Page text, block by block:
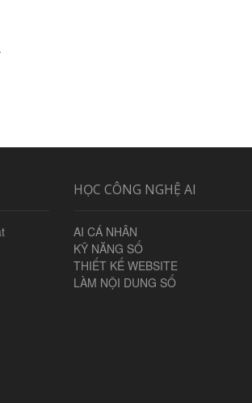
HỌC CÔNG NGHỆ AI
AI CÁ NHÂN
KỸ NĂNG SỐ
THIẾT KẾ WEBSITE
LÀM NỘI DUNG SỐ